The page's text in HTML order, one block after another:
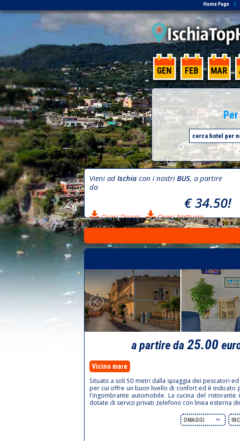
Home Page |
GEN FEB MAR
Per
Vieni ad Ischia con i nostri BUS, a partire
da
€ 34.50!
Orari Diurni Orari Notturni
a partire da 25.00
Vicino mare
Situato a soli 50 metri dalla spiaggia dei pescatori
per cui offre un buon livello di confort ed è indicato
l'ingombrante automobile. La cucina del
dotate di servizi privati ,telefono con linea esterna
OMAGGI